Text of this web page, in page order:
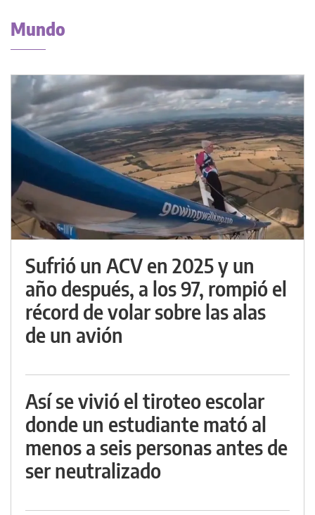
Mundo
Sufrió un ACV en 2025 y un
año después, a los 97, rompió el
récord de volar sobre las alas
de un avión
Así se vivió el tiroteo escolar
donde un estudiante mató al
menos a seis personas antes de
ser neutralizado